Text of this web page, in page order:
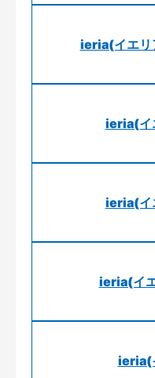
ieria(イエリ
ieria(イ
ieria(イ
ieria(イ
ieria(